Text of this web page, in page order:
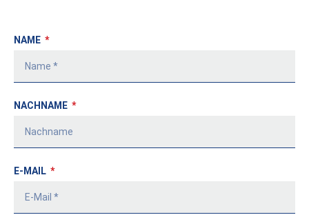
NAME
NACHNAME
E-MAIL